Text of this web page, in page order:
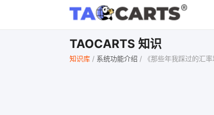
TAOCARTS 知识
知识库 / 系统功能介绍 / 《那些年我踩过的汇